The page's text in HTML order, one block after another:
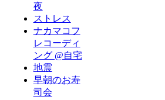
夜
ストレス
ナカマコフ
レコーディ
ング @自宅
地震
早朝のお寿
司会